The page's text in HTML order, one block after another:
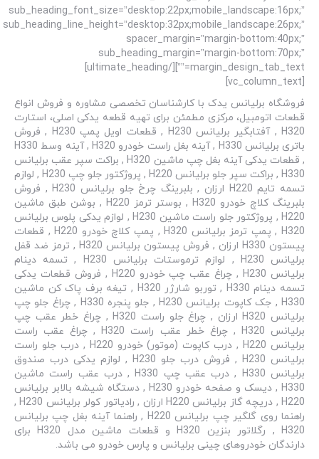
sub_heading_font_size=”desktop:22px;mobile_landscape:16px;”
sub_heading_line_height=”desktop:32px;mobile_landscape:26px;”
spacer_margin=”margin-bottom:40px;”
sub_heading_margin=”margin-bottom:70px;”
margin_design_tab_text=””][/ultimate_heading]
[vc_column_text]
فروشگاه برلیانس یدک با کارشناسان تخصصی مشاوره و فروش انواع
قطعات اتومبیل، مرکزی مطمئن برای تهیه قطعه یدکی اصلی، استارت
H320 , آفتابگیر برلیانس H230 , قطعات اویل پمپ H230 , فروش
باتری برلیانس H330 , آینه بغل راست خودرو H320 , آینه وسط H330
, قطعات یدکی آینه بغل چپ ماشین H320 , براکت سپر عقب برلیانس
H330 , براکت سپر جلو برلیانس H220 , پروژکتور جلو چپ H230 , لوازم
تسمه تایم H220 ارزان , بلبرینگ چرخ جلو برلیانس H230 , فروش
بلبرینگ کلاچ خودرو H320 , بوستر ترمز H220 , بوشن طبق ماشین
H220 , پروژکتور جلو راست ماشین H230 , لوازم یدکی پلوس برلیانس
H320 , پمپ ترمز برلیانس H320 , پمپ کلاچ خودرو H220 , قطعات
پیستون H330 ارزان , فروش پیستون برلیانس H320 , ترمز ضد قفل
برلیانس H230 , لوازم ترموستات برلیانس H230 , تسمه دینام
برلیانس H230 , چراغ عقب چپ خودرو H220 , فروش قطعات یدکی
تسمه دینام H330 , توربو شارژر H320 , تیغه برف پاک کن ماشین
H330 , جک کاپوت برلیانس H230 , جلو پنجره H330 , چراغ جلو چپ
برلیانس H320 ارزان , چراغ جلو راست H320 , چراغ خطر عقب چپ
برلیانس H320 , چراغ خطر عقب راست H320 , چراغ عقب راست
برلیانس H220 , درب کاپوت (موتور) خودرو H220 , درب جلو راست
برلیانس H230 , فروش درب جلو H230 , لوازم یدکی درب صندوق
برلیانس H330 , درب عقب چپ H330 , درب عقب راست ماشین
H330 , دیسک و صفحه خودرو H230 , دستگاه شیشه بالابر برلیانس
H220 , دریچه گاز برلیانس H220 ارزان , رادیاتور کولر برلیانس H230 ,
راهنما روی گلگیر چپ برلیانس H220 , راهنما آینه بغل چپ برلیانس
H320 , رگلاتور بنزین H320 و قطعات ماشین مدل H320 برای
دارندگان خودروهای چینی برلیانس و پارس خودرو می باشد.